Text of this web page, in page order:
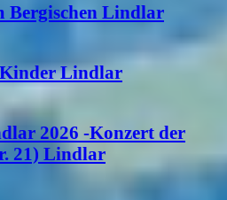
Bergischen Lindlar
Kinder Lindlar
2026 -Konzert der
21) Lindlar